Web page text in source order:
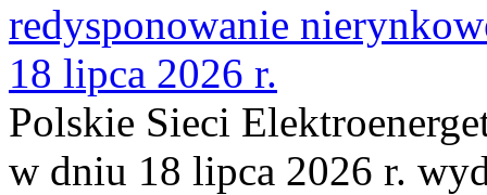
redysponowanie
18 lipca 2026 r.
Polskie Sieci
w dniu 18 lipca 2026 r.